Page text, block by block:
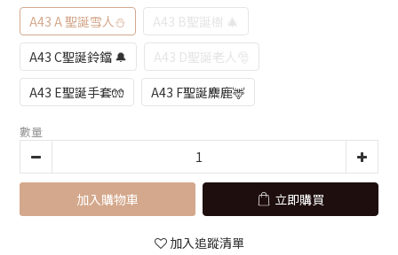
A43 A 聖誕雪人⛄️
A43 B聖誕樹 🎄
A43 C聖誕鈴鐺 🔔
A43 D聖誕老人🎅
A43 E聖誕手套🧤
A43 F聖誕麋鹿🦌
數量
加入購物車 立即購買
加入追蹤清單